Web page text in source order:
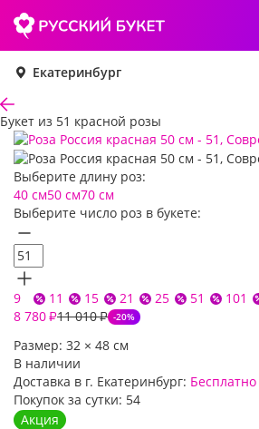
Екатеринбург
Букет из 51 красной розы
Выберите длину роз:
40 см50 см70 см
Выберите число роз в букете:
9 11 15 21 25 51
101
8 780₽11 010₽ -20%
Размер: 32 × 48 см
В наличии
Доставка в г. Екатеринбург: Бесплатно
Покупок за сутки: 54
Акция